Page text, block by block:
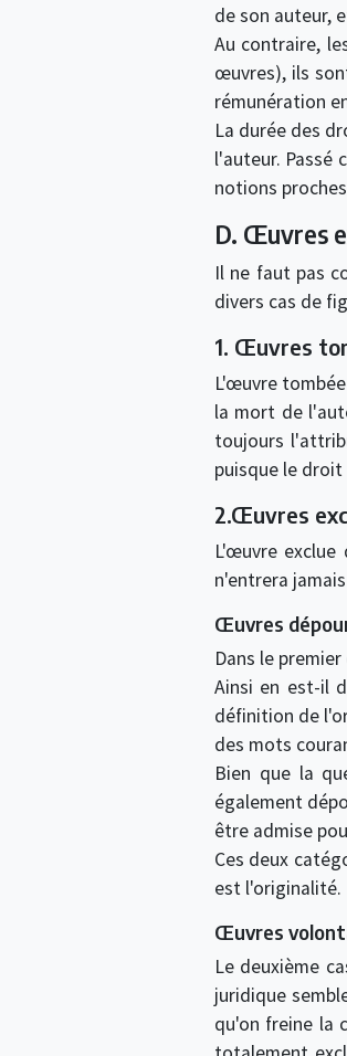
de son auteur,
Au contraire,
œuvres), ils
rémunération
La durée des
l'auteur. Passé
notions
D. Œuvres
Il ne faut pas
divers cas de
1. Œuvres
L'œuvre
la mort de
toujours
puisque le
2.Œuvres
L'œuvre
n'entrera
Œuvres
Dans le
Ainsi en est-il
définition de
des mots
Bien que la
également
être admise
Ces deux
est l'originalité.
Œuvres
Le deuxième
juridique
qu'on freine la